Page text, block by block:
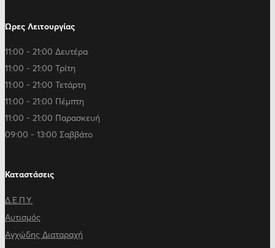
Ώρες Λειτουργίας
11:00 - 21:00 Δευτέρα
11:00 - 21:00 Τρίτη
11:00 - 21:00 Τετάρτη
11:00 - 21:00 Πέμπτη
11:00 - 21:00 Παρασκευή
09:00 - 13:00 Σαββάτο
Καταστάσεις
Δ.Ε.Π.Υ.
Αυτισμός
Αγχώδης Διαταραχή